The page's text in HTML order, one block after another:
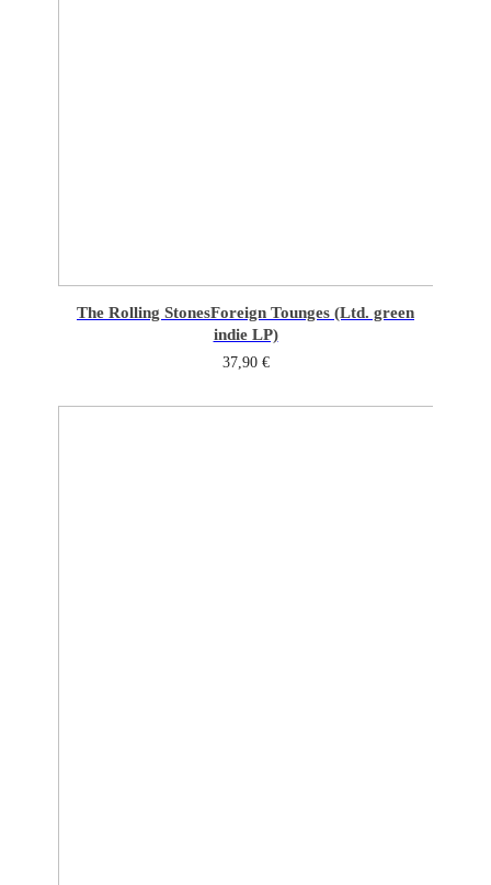
The Rolling StonesForeign Tounges (Ltd. green
indie LP)
37,90 €